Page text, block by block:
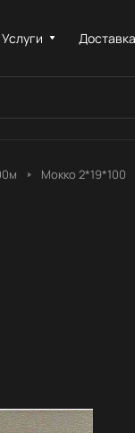
Услуги
Мокко 2*19*100